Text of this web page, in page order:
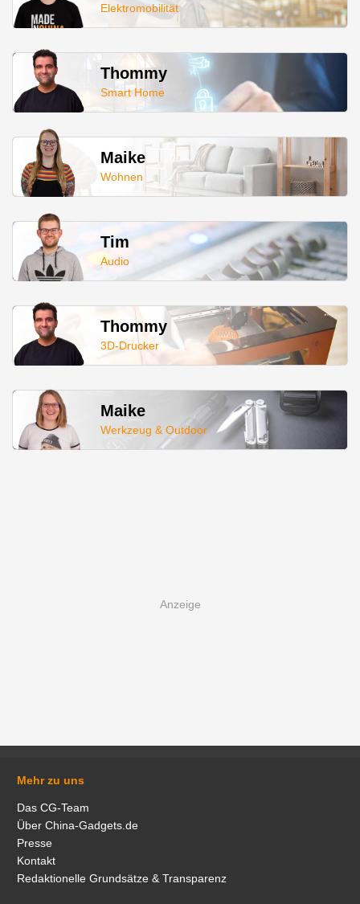
Elektromobilität
Thommy
Smart Home
Maike
Wohnen
Tim
Audio
Thommy
3D-Drucker
Maike
Werkzeug & Outdoor
Mehr zu uns
Das CG-Team
Über China-Gadgets.de
Presse
Kontakt
Redaktionelle Grundsätze & Transparenz